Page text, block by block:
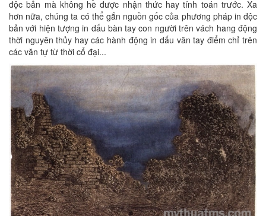
độc bản mà không hề được nhận thức hay tính toán trước. Xa
hơn nữa, chúng ta có thể gắn nguồn gốc của phương pháp in độc
bản với hiện tượng in dấu bàn tay con người trên vách hang động
thời nguyên thủy hay các hành động in dấu vân tay điểm chỉ trên
các văn tự từ thời cổ đại...